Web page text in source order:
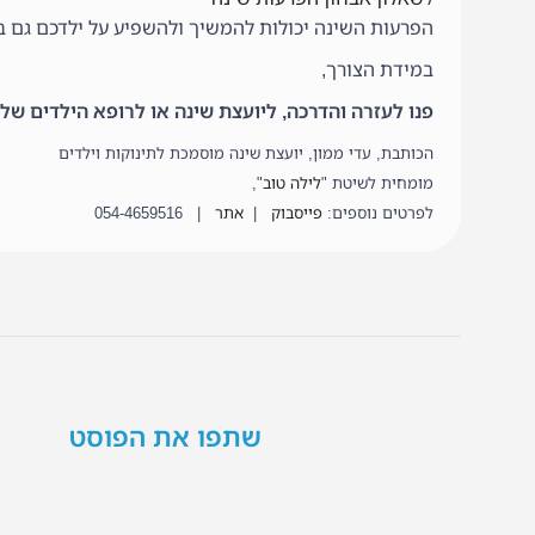
הפרעות השינה יכולות להמשיך ולהשפיע על ילדכם גם
במידת הצורך,
פנו לעזרה והדרכה, ליועצת שינה או לרופא הילדים
הכותבת, עדי ממון, יועצת שינה מוסמכת לתינוקות וילדים
מומחית לשיטת "לילה טוב",
לפרטים נוספים: פייסבוק אתר
שתפו את הפוסט